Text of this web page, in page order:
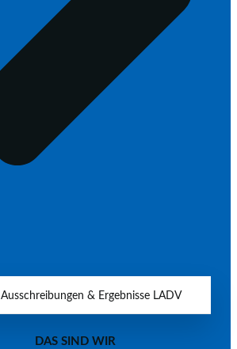
Ausschreibungen & Ergebnisse LADV
DAS SIND WIR